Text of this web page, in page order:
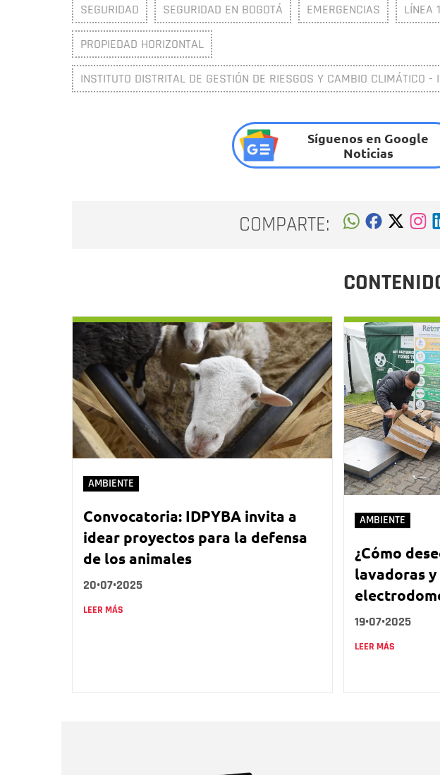
SEGURIDAD SEGURIDAD EN BOGOTÁ EMERGENCIAS LÍNEA
PROPIEDAD HORIZONTAL
INSTITUTO DISTRITAL DE GESTIÓN DE RIESGOS Y CAMBIO CLIMÁTICO -
Síguenos en Google
Noticias
COMPARTE:
AMBIENTE
Convocatoria: IDPYBA invita a
idear proyectos para la defensa
de los animales
20•07•2025
LEER MÁS
AMBIENTE
¿Cómo
lavadoras
19•07•2025
LEER MÁS